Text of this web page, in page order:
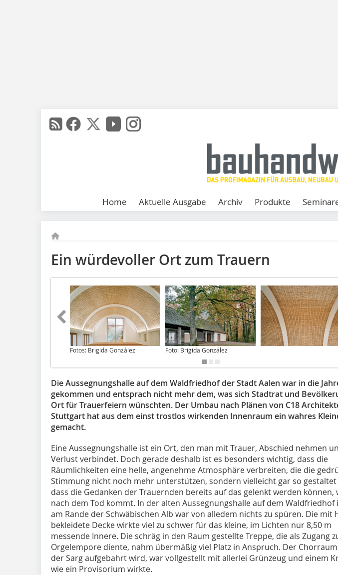
Home Aktuelle Ausgabe Archiv Produkte
Ein würdevoller Ort zum Trauern
Fotos: Brigida González Foto: Brigida González
Die Aussegnungshalle auf dem Waldfriedhof der Stadt Aalen war in die
gekommen und entsprach nicht mehr dem, was sich Stadtrat und
Ort für Trauerfeiern wünschten. Der Umbau nach Plänen von C18
Stuttgart hat aus dem einst trostlos wirkenden Innenraum ein wahres
gemacht.
Eine Aussegnungshalle ist ein Ort, den man mit Trauer, Abschied nehmen
Verlust verbindet. Doch gerade deshalb ist es besonders wichtig, dass die
Räumlichkeiten eine helle, angenehme Atmosphäre verbreiten, die die
Stimmung nicht noch mehr unterstützen, sondern vielleicht gar so gestaltet
dass die Gedanken der Trauernden bereits auf das gelenkt werden können,
nach dem Tod kommt. In der alten Aussegnungshalle auf dem Waldfriedhof
am Rande der Schwäbischen Alb war von alledem nichts zu spüren. Die mit
bekleidete Decke wirkte viel zu schwer für das kleine, im Lichten nur 8,50 m
messende Innere. Die schräg in den Raum gestellte Treppe, die als Zugang
Orgelempore diente, nahm übermäßig viel Platz in Anspruch. Der
der Sarg aufgebahrt wird, war vollgestellt mit allerlei Grünzeug und einem
wie ein Provisorium wirkte.